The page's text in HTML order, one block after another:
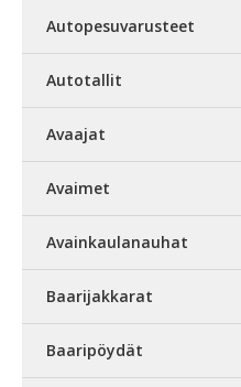
Autopesuvarusteet
Autotallit
Avaajat
Avaimet
Avainkaulanauhat
Baarijakkarat
Baaripöydät